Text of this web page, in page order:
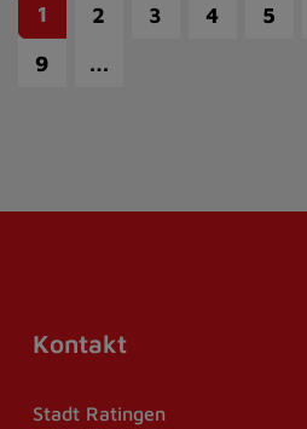
1 2 3 4 5
9
…
Kontakt
Stadt Ratingen